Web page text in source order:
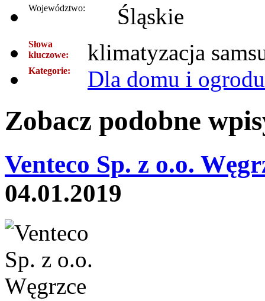
Województwo: Śląskie
Słowa
kluczowe:
klimatyzacja
Kategorie: Dla domu i ogrodu
Zobacz podobne
Venteco Sp. z o.o.
04.01.2019